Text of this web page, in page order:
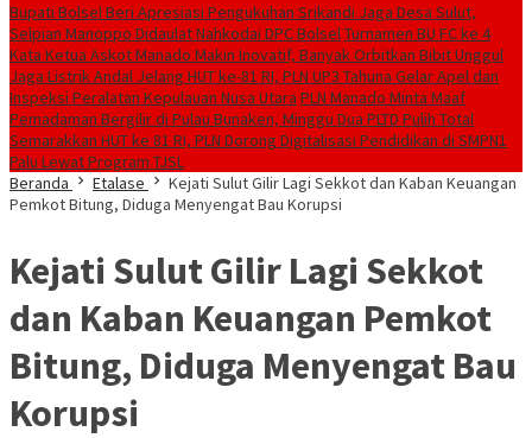
Bupati Bolsel Beri Apresiasi Pengukuhan Srikandi Jaga Desa Sulut,
Selpian Manoppo Didaulat Nahkodai DPC BolselTurnamen BU FC ke 4
Kata Ketua Askot Manado Makin Inovatif, Banyak Orbitkan Bibit Unggul
Jaga Listrik Andal Jelang HUT ke-81 RI, PLN UP3 Tahuna Gelar Apel dan
Inspeksi Peralatan Kepulauan Nusa Utara PLN Manado Minta Maaf
Pemadaman Bergilir di Pulau Bunaken, Minggu Dua PLTD Pulih Total
Semarakkan HUT ke 81 RI, PLN Dorong Digitalisasi Pendidikan di SMPN1
Palu Lewat Program TJSL
Beranda
Etalase
Kejati Sulut Gilir Lagi Sekkot dan Kaban Keuangan
Pemkot Bitung, Diduga Menyengat Bau Korupsi
Kejati Sulut Gilir Lagi Sekkot
dan Kaban Keuangan Pemkot
Bitung, Diduga Menyengat Bau
Korupsi